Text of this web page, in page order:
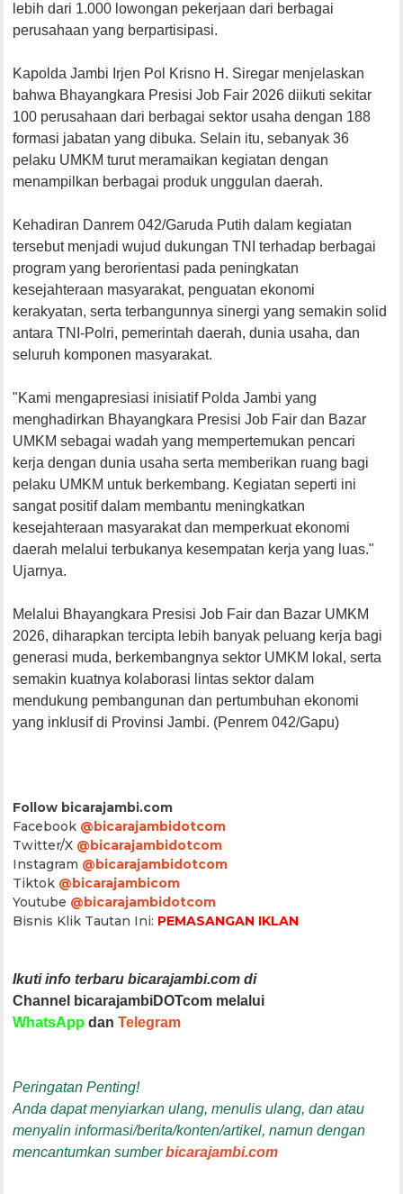
lebih dari 1.000 lowongan pekerjaan dari berbagai
perusahaan yang berpartisipasi.
Kapolda Jambi Irjen Pol Krisno H. Siregar menjelaskan
bahwa Bhayangkara Presisi Job Fair 2026 diikuti sekitar
100 perusahaan dari berbagai sektor usaha dengan 188
formasi jabatan yang dibuka. Selain itu, sebanyak 36
pelaku UMKM turut meramaikan kegiatan dengan
menampilkan berbagai produk unggulan daerah.
Kehadiran Danrem 042/Garuda Putih dalam kegiatan
tersebut menjadi wujud dukungan TNI terhadap berbagai
program yang berorientasi pada peningkatan
kesejahteraan masyarakat, penguatan ekonomi
kerakyatan, serta terbangunnya sinergi yang semakin solid
antara TNI-Polri, pemerintah daerah, dunia usaha, dan
seluruh komponen masyarakat.
"Kami mengapresiasi inisiatif Polda Jambi yang
menghadirkan Bhayangkara Presisi Job Fair dan Bazar
UMKM sebagai wadah yang mempertemukan pencari
kerja dengan dunia usaha serta memberikan ruang bagi
pelaku UMKM untuk berkembang. Kegiatan seperti ini
sangat positif dalam membantu meningkatkan
kesejahteraan masyarakat dan memperkuat ekonomi
daerah melalui terbukanya kesempatan kerja yang luas."
Ujarnya.
Melalui Bhayangkara Presisi Job Fair dan Bazar UMKM
2026, diharapkan tercipta lebih banyak peluang kerja bagi
generasi muda, berkembangnya sektor UMKM lokal, serta
semakin kuatnya kolaborasi lintas sektor dalam
mendukung pembangunan dan pertumbuhan ekonomi
yang inklusif di Provinsi Jambi. (Penrem 042/Gapu)
Follow bicarajambi.com
Facebook @bicarajambidotcom
Twitter/X @bicarajambidotcom
Instagram @bicarajambidotcom
Tiktok @bicarajambicom
Youtube @bicarajambidotcom
Bisnis Klik Tautan Ini: PEMASANGAN IKLAN
Ikuti info terbaru bicarajambi.com di
Channel bicarajambiDOTcom melalui
WhatsApp danTelegram
Peringatan Penting!
Anda dapat menyiarkan ulang, menulis ulang, dan atau
menyalin informasi/berita/konten/artikel, namun dengan
mencantumkan sumberbicarajambi.com